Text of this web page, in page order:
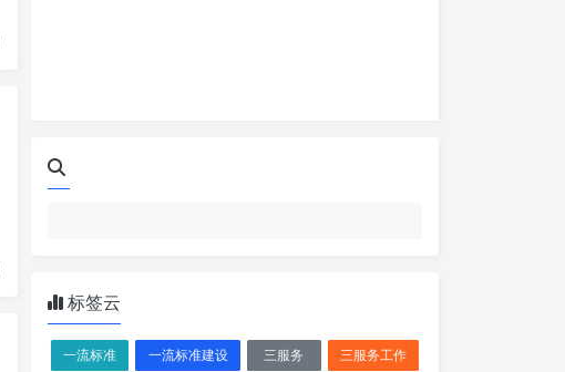
标签云
一流标准 一流标准建设 三服务
三服务工作